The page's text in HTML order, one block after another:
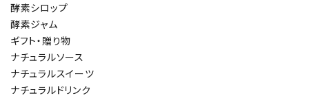
酵素シロップ
酵素ジャム
ギフト・贈り物
ナチュラルソース
ナチュラルスイーツ
ナチュラルドリンク